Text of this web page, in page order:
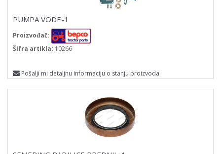
PUMPA VODE-1
Proizvođač:
Šifra artikla: 10266
Pošalji mi detaljnu informaciju o stanju proizvoda